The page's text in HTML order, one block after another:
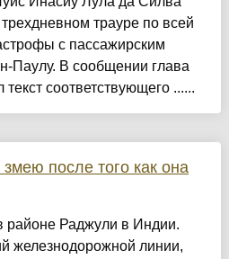
трауре по всей
с пассажирским
Паулу. В сообщении глава
текст соответствующего ......
после того как она
районе Раджули в Индии.
железнодорожной линии,